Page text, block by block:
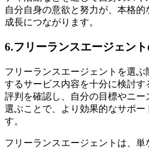
自分自身の意欲と努力が、本格
成長につながります。
6.フリーランスエージェン
フリーランスエージェントを選ぶ
するサービス内容を十分に検討す
評判を確認し、自分の目標やニ
選ぶことで、より効果的なサポー
す。
フリーランスエージェントは、